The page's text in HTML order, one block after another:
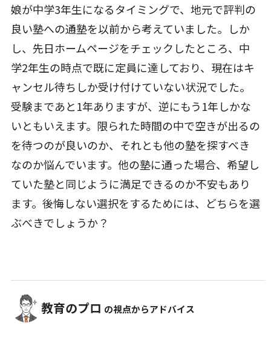
娘が中学3年生になるタイミングで、地元で評判の
良い塾への通塾を以前から考えていました。しか
し、先日ホームページをチェックしたところ、中
学2年生の時点で既に定員に達しており、現在はキ
ャンセル待ちしか受け付けていない状況でした。
受験まであと1年ありますが、逆にもう1年しかな
いともいえます。限られた時間の中で空きが出るの
を待つのが良いのか、それとも他の塾を探すべき
なのか悩んでいます。他の塾に通った場合、希望し
ていた塾と同じように満足できるのか不安もあり
ます。後悔しない選択をするためには、どちらを選
ぶべきでしょうか？
教育のプロ の視点からアドバイス